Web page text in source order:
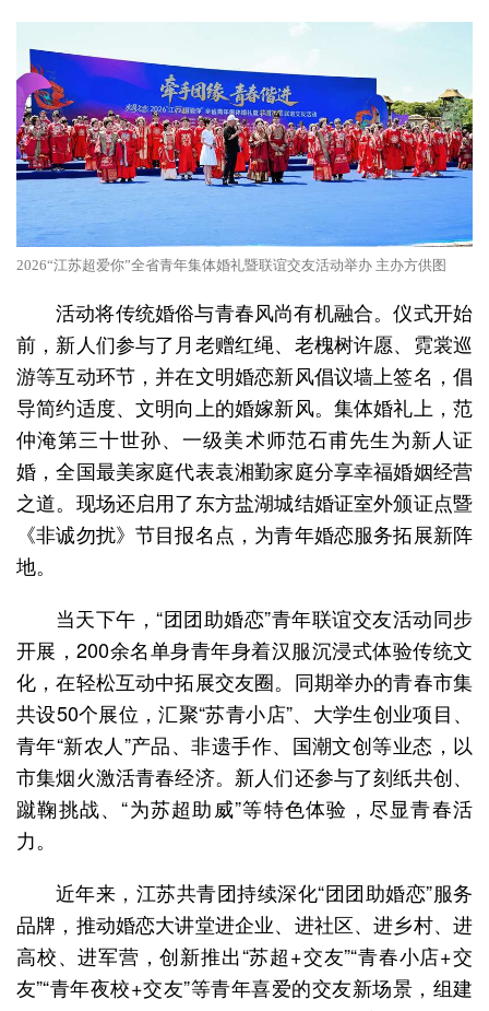
2026“江苏超爱你”全省青年集体婚礼暨联谊交友活动举办 主办方供图
活动将传统婚俗与青春风尚有机融合。仪式开始
前，新人们参与了月老赠红绳、老槐树许愿、霓裳巡
游等互动环节，并在文明婚恋新风倡议墙上签名，倡
导简约适度、文明向上的婚嫁新风。集体婚礼上，范
仲淹第三十世孙、一级美术师范石甫先生为新人证
婚，全国最美家庭代表袁湘勤家庭分享幸福婚姻经营
之道。现场还启用了东方盐湖城结婚证室外颁证点暨
《非诚勿扰》节目报名点，为青年婚恋服务拓展新阵
地。
当天下午，“团团助婚恋”青年联谊交友活动同步
开展，200余名单身青年身着汉服沉浸式体验传统文
化，在轻松互动中拓展交友圈。同期举办的青春市集
共设50个展位，汇聚“苏青小店”、大学生创业项目、
青年“新农人”产品、非遗手作、国潮文创等业态，以
市集烟火激活青春经济。新人们还参与了刻纸共创、
蹴鞠挑战、“为苏超助威”等特色体验，尽显青春活
力。
近年来，江苏共青团持续深化“团团助婚恋”服务
品牌，推动婚恋大讲堂进企业、进社区、进乡村、进
高校、进军营，创新推出“苏超+交友”“青春小店+交
友”“青年夜校+交友”等青年喜爱的交友新场景，组建